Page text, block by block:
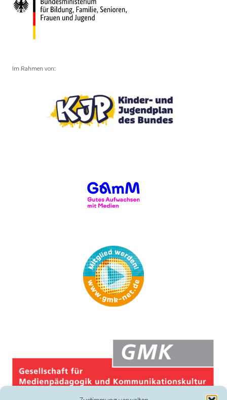
Im Rahmen von: